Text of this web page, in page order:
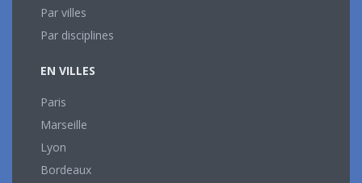
Par villes
Par disciplines
EN VILLES
Paris
Marseille
Lyon
Bordeaux